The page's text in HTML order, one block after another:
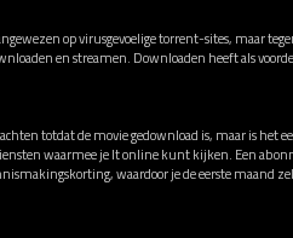
op virusgevoelige torrent-sites, maar
en streamen. Downloaden heeft als
totdat de movie gedownload is, maar is het
waarmee je It online kunt kijken. Een
waardoor je de eerste maand